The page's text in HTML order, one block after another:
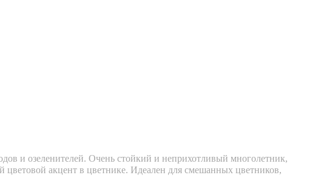
и озеленителей. Очень стойкий и неприхотливый многолетник,
цветовой акцент в цветнике. Идеален для смешанных цветников,